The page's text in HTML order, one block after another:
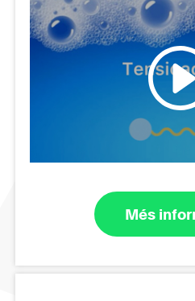
Més